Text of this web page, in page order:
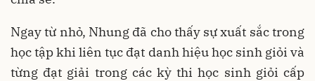
Ngay từ nhỏ, Nhung đã cho thấy sự xuất sắc trong
học tập khi liên tục đạt danh hiệu học sinh giỏi và
từng đạt giải trong các kỳ thi học sinh giỏi cấp